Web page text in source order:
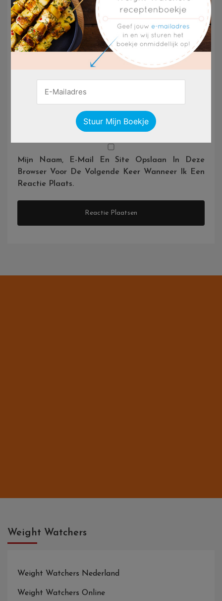
E-Mail*
Mijn Naam, E-Mail En Site Opslaan In Deze
Browser Voor De Volgende Keer Wanneer Ik Een
Reactie Plaats.
Weight Watchers
Weight Watchers Nederland
Weight Watchers Online